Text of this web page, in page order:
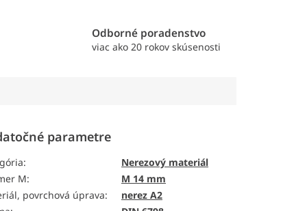
Odborné poradenstvo
viac ako 20 rokov skúsenosti
parametre
:
Nerezový materiál
M:
M 14 mm
povrchová úprava:
nerez A2